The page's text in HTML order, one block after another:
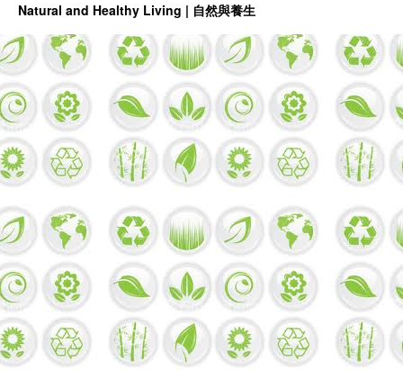
Natural and Healthy Living | 自然與養生